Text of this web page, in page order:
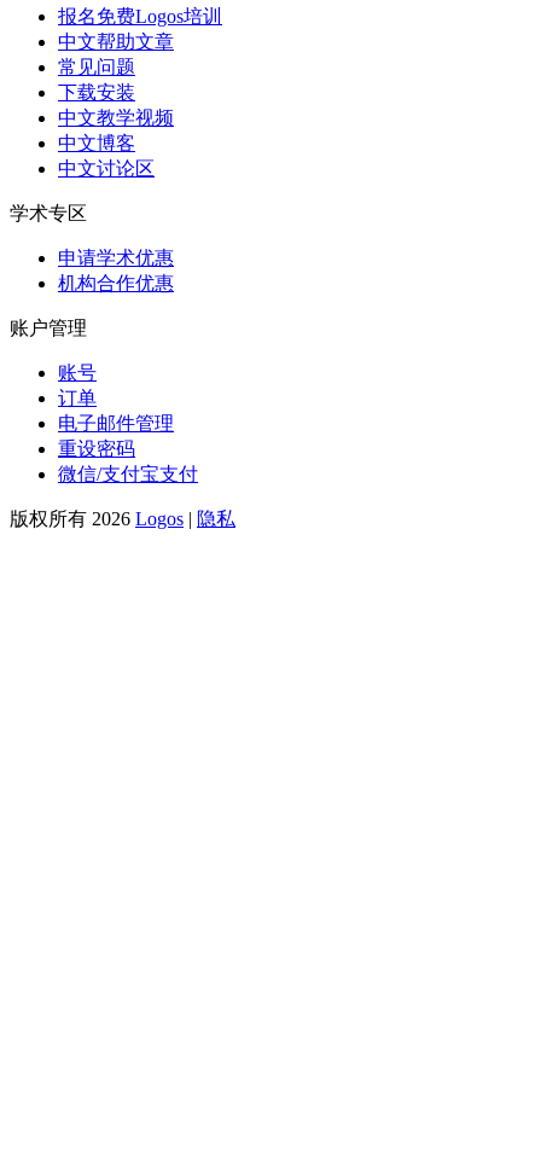
报名免费Logos培训
中文帮助文章
常见问题
下载安装
中文教学视频
中文博客
中文讨论区
学术专区
申请学术优惠
机构合作优惠
账户管理
账号
订单
电子邮件管理
重设密码
微信/支付宝支付
版权所有 2026 Logos | 隐私